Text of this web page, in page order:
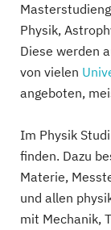
Physik,
Diese werden
von vielen
angeboten,
Im Physik
finden. Dazu
Materie,
und allen
mit Mechanik,